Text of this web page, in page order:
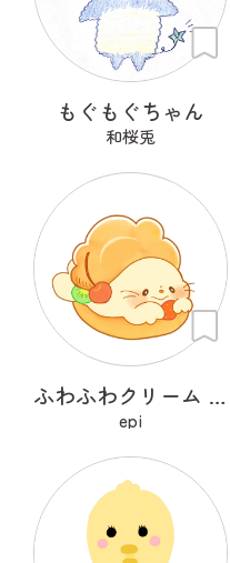
もぐもぐちゃん
和桜兎
ふわふわクリーム あざらシュー
epi